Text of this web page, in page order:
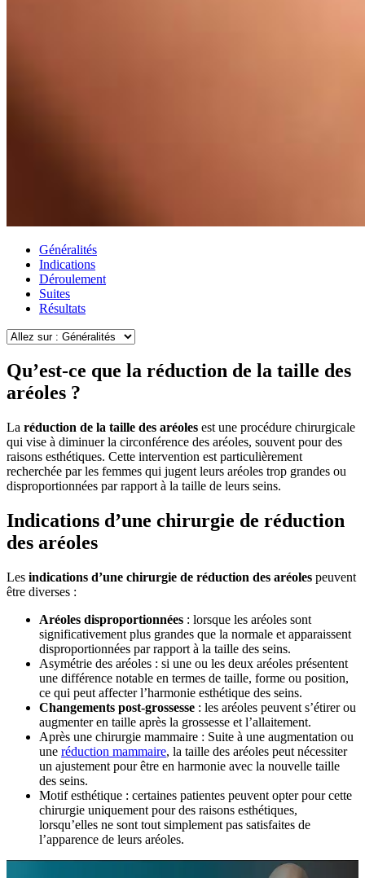
Généralités
Indications
Déroulement
Suites
Résultats
Qu’est-ce que la réduction de la taille des
aréoles ?
La réduction de la taille des aréoles est une procédure chirurgicale
qui vise à diminuer la circonférence des aréoles, souvent pour des
raisons esthétiques. Cette intervention est particulièrement
recherchée par les femmes qui jugent leurs aréoles trop grandes ou
disproportionnées par rapport à la taille de leurs seins.
Indications d’une chirurgie de réduction
des aréoles
Les indications d’une chirurgie de réduction des aréoles peuvent
être diverses :
Aréoles disproportionnées : lorsque les aréoles sont
significativement plus grandes que la normale et apparaissent
disproportionnées par rapport à la taille des seins.
Asymétrie des aréoles : si une ou les deux aréoles présentent
une différence notable en termes de taille, forme ou position,
ce qui peut affecter l’harmonie esthétique des seins.
Changements post-grossesse : les aréoles peuvent s’étirer ou
augmenter en taille après la grossesse et l’allaitement.
Après une chirurgie mammaire : Suite à une augmentation ou
une réduction mammaire, la taille des aréoles peut nécessiter
un ajustement pour être en harmonie avec la nouvelle taille
des seins.
Motif esthétique : certaines patientes peuvent opter pour cette
chirurgie uniquement pour des raisons esthétiques,
lorsqu’elles ne sont tout simplement pas satisfaites de
l’apparence de leurs aréoles.